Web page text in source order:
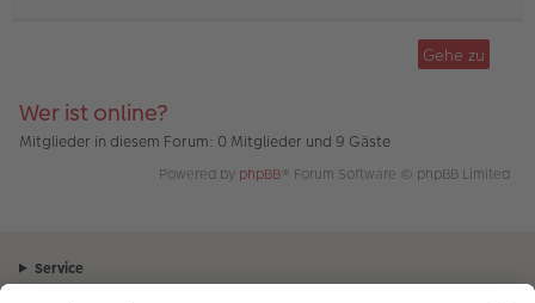
Gehe zu
Wer ist online?
Mitglieder in diesem Forum: 0 Mitglieder und 9 Gäste
Powered by phpBB® Forum Software © phpBB Limited
Service